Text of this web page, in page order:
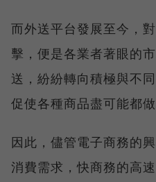
而外送平台發展至今，
擊，便是各業者著眼的
送，紛紛轉向積極與不
促使各種商品盡可能都做
因此，儘管電子商務的
消費需求，快商務的高